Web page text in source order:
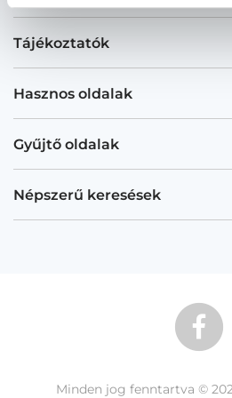
Tájékoztatók
Hasznos oldalak
Gyűjtő oldalak
Népszerű keresések
Minden jog fenntartva ©